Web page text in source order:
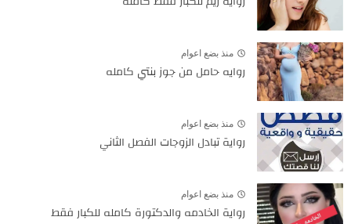
منذ بضع اعوام
روايه حامل من جوز بنتي كامله
منذ بضع اعوام
رواية تبادل الزوجات الفصل الثاني
منذ بضع اعوام
رواية الخادمه والدكتورة كامله للكبار فقط